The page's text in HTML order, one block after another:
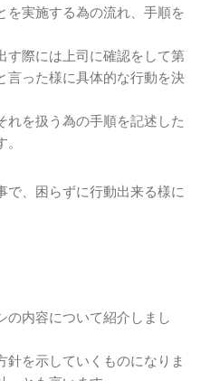
を実施する為の流れ、手順を
す際には上司に確認をして第
言った様に具体的な行動を決
を扱う為の手順を記述した
で、困らずに行動出来る様に
内容について紹介しまし
を示していくものになりま